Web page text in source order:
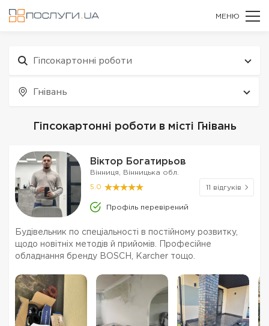
МЕНЮ
Гіпсокартонні роботи
Гнівань
Гіпсокартонні роботи в місті Гнівань
Віктор Богатирьов
Вінниця, Вінницька обл.
5.0 11 відгуків
Профіль перевірений
Будівельник по спеціальності в постійному розвитку,
щодо новітніх методів й прийомів. Професійне
обладнання бренду BOSCH, Karcher тощо.